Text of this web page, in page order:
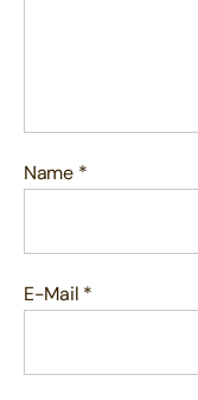
Name *
E-Mail *